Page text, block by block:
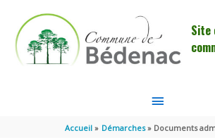
Site
MENU
PRINCIPAL
Accueil Démarches Documents